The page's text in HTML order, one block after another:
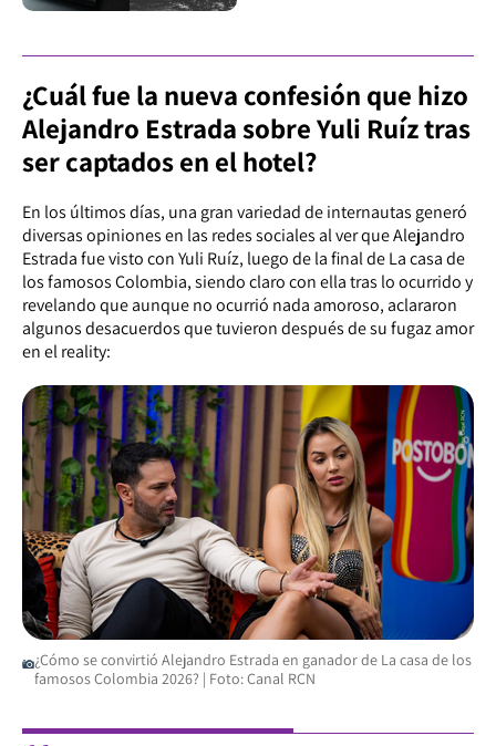
¿Cuál fue la nueva confesión que hizo
Alejandro Estrada sobre Yuli Ruíz tras
ser captados en el hotel?
En los últimos días, una gran variedad de internautas generó
diversas opiniones en las redes sociales al ver que Alejandro
Estrada fue visto con Yuli Ruíz, luego de la final de La casa de
los famosos Colombia, siendo claro con ella tras lo ocurrido y
revelando que aunque no ocurrió nada amoroso, aclararon
algunos desacuerdos que tuvieron después de su fugaz amor
en el reality:
¿Cómo se convirtió Alejandro Estrada en ganador de La casa de los
famosos Colombia 2026? | Foto: Canal RCN